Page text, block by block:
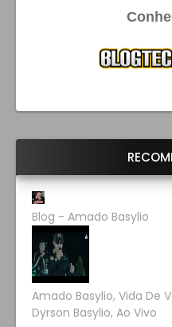
Blog - Amado Basylio
Amado Basylio, Vida De
Dyrson Basylio, Ao Vivo